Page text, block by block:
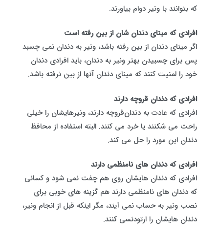
که بتوانند با ونیر دوام بیاورند.
افرادی که مینای دندان شان از بین رفته است
اگر مینای دندان از بین رفته باشد، ونیر به دندان نمی چسبد
پس برای چسبیدن بهتر ونیر به دندان، باید افرادی دندان
خود را لمنیت کنند که مینای دندان آنها از بین نرفته باشد.
افرادی که دندان‌ قروچه دارند
افرادی که عادت به دندان‌‌قروچه دارند، ونیرهایشان را خیلی
راحت می شکنند یا خرد می کنند. البته استفاده از محافظ
دندان این مورد را حل می کند.
افرادی که دندان های نامنظمی دارند
افرادی که دندان هایشان روی هم چفت نمی شود و کسانی
که دندان های نامنظمی دارند هم گزینه های خوبی برای
نصب ونیر به حساب نمی آیند، مگر اینکه قبل از انجام ونیر،
دندان هایشان را ارتودنسی کنند.